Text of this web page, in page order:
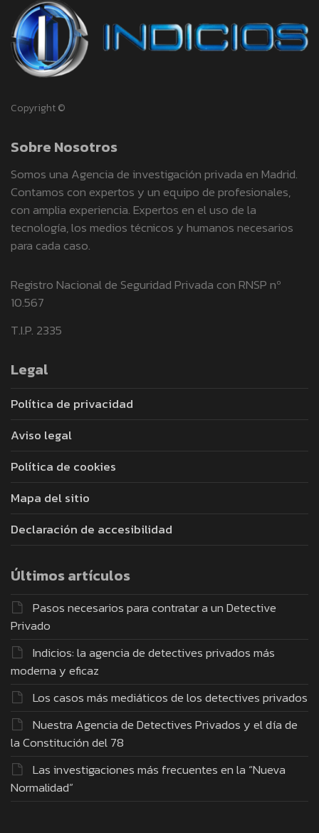
Copyright ©
Sobre Nosotros
Somos una Agencia de investigación privada en Madrid.
Contamos con expertos y un equipo de profesionales,
con amplia experiencia. Expertos en el uso de la
tecnología, los medios técnicos y humanos necesarios
para cada caso.
Registro Nacional de Seguridad Privada con RNSP nº
10.567
T.I.P. 2335
Legal
Política de privacidad
Aviso legal
Política de cookies
Mapa del sitio
Declaración de accesibilidad
Últimos artículos
Pasos necesarios para contratar a un Detective
Privado
Indicios: la agencia de detectives privados más
moderna y eficaz
Los casos más mediáticos de los detectives privados
Nuestra Agencia de Detectives Privados y el día de
la Constitución del 78
Las investigaciones más frecuentes en la “Nueva
Normalidad”